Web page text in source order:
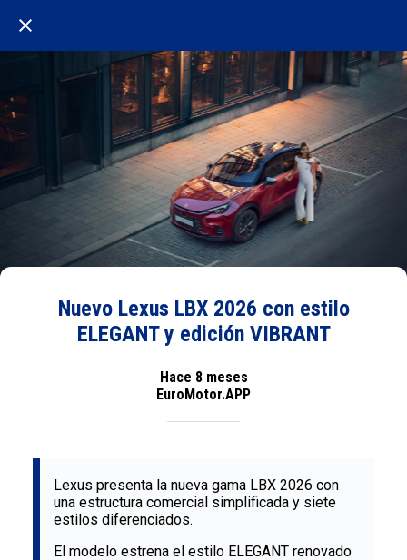
Nuevo Lexus LBX 2026 con estilo
ELEGANT y edición VIBRANT
Hace 8 meses
EuroMotor.APP
Lexus presenta la nueva gama LBX 2026 con
una estructura comercial simplificada y siete
estilos diferenciados.
El modelo estrena el estilo ELEGANT renovado